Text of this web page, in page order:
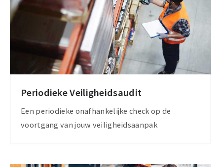
Periodieke Veiligheidsaudit
Een periodieke onafhankelijke check op de
voortgang van jouw veiligheidsaanpak
Meer
informatie